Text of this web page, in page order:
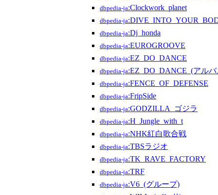
dbpedia-ja:Clockwork_planet
dbpedia-ja
dbpedia-ja:Dj_honda
dbpedia-ja:EUROGROOVE
dbpedia-ja:EZ_DO_DANCE
dbpedia-ja:EZ_DO_DANCE_(アル
dbpedia-ja:FENCE_OF_DEFENSE
dbpedia-ja:FripSide
dbpedia-ja:GODZILLA_ゴジラ
dbpedia-ja:H_Jungle_with_t
dbpedia-ja:NHK紅白歌合戦
dbpedia-ja:TBSラジオ
dbpedia-ja:TK_RAVE_FACTORY
dbpedia-ja:TRF
dbpedia-ja:V6_(グループ)